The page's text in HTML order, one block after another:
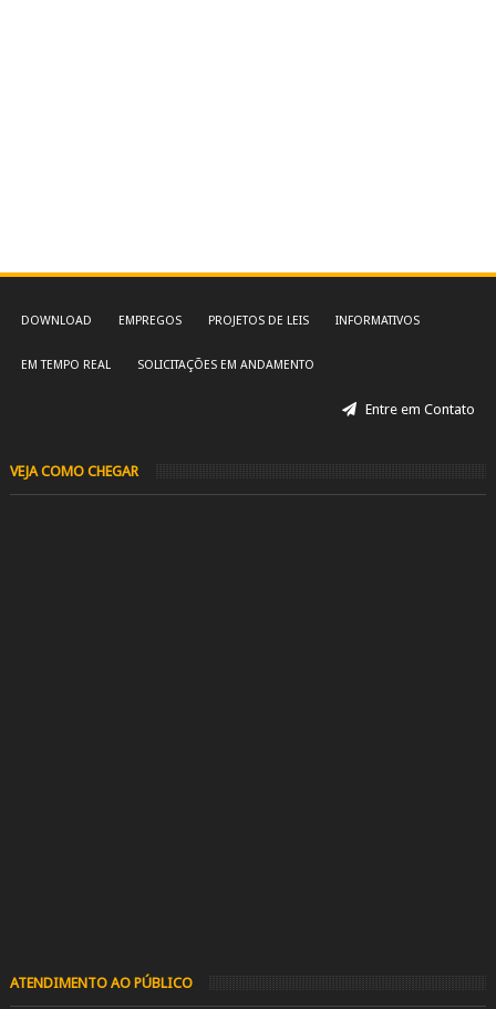
DOWNLOAD EMPREGOS PROJETOS DE LEIS INFORMATIVOS
EM TEMPO REAL SOLICITAÇÕES EM ANDAMENTO
Entre em Contato
VEJA COMO CHEGAR
ATENDIMENTO AO PÚBLICO